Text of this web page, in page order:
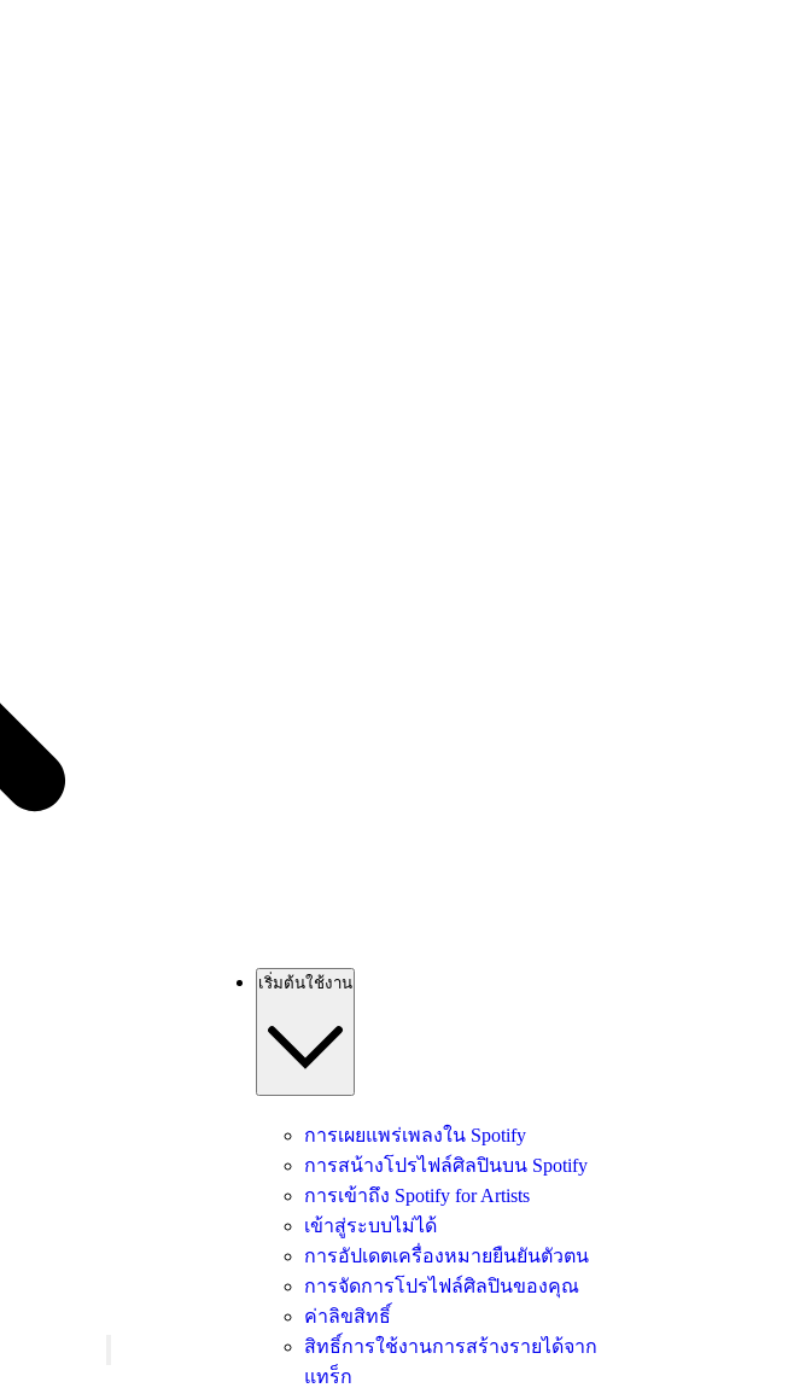
เริ่มต้นใช้งาน
การเผยแพร่เพลงใน Spotify
การสน้างโปรไฟล์ศิลปินบน Spotify
การเข้าถึง Spotify for Artists
เข้าสู่ระบบไม่ได้
การอัปเดตเครื่องหมายยืนยันตัวตน
การจัดการโปรไฟล์ศิลปินของคุณ
ค่าลิขสิทธิ์
สิทธิ์การใช้งานการสร้างรายได้จาก
แทร็ก